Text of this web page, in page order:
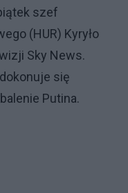
szef
(HUR) Kyryło
Sky News.
się
Putina.